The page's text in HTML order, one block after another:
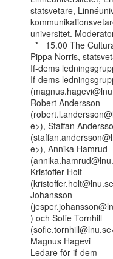
statsvetare,
universitet.
Pippa Norris,
If-dems
If-dems
Robert Andersson
e>), Staffan
e>), Annika Hamrud
Kristoffer Holt
Johansson
) och Sofie Tornhill
Magnus Hagevi
Ledare för if-dem